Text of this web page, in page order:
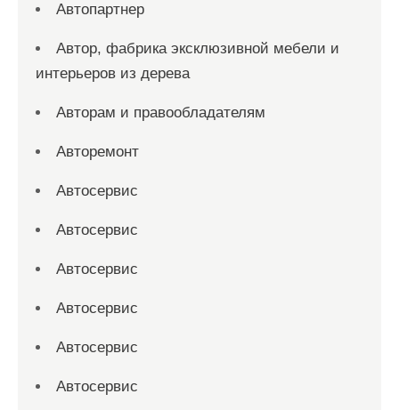
Автопартнер
Автор, фабрика эксклюзивной мебели и
интерьеров из дерева
Авторам и правообладателям
Авторемонт
Автосервис
Автосервис
Автосервис
Автосервис
Автосервис
Автосервис